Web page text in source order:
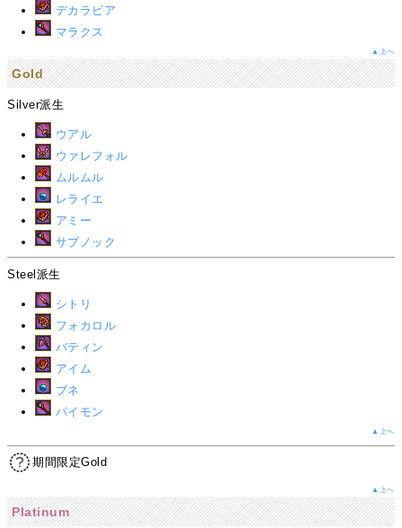
デカラビア
マラクス
▲上へ
Gold
Silver派生
ウアル
ウァレフォル
ムルムル
レライエ
アミー
サブノック
Steel派生
シトリ
フォカロル
バティン
アイム
ブネ
パイモン
▲上へ
期間限定Gold
▲上へ
Platinum